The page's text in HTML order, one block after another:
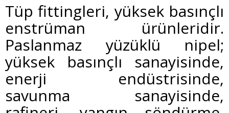
Tüp fittingleri, yüksek basınçlı
enstrüman ürünleridir.
Paslanmaz yüzüklü nipel;
yüksek basınçlı sanayisinde,
enerji endüstrisinde,
savunma sanayisinde,